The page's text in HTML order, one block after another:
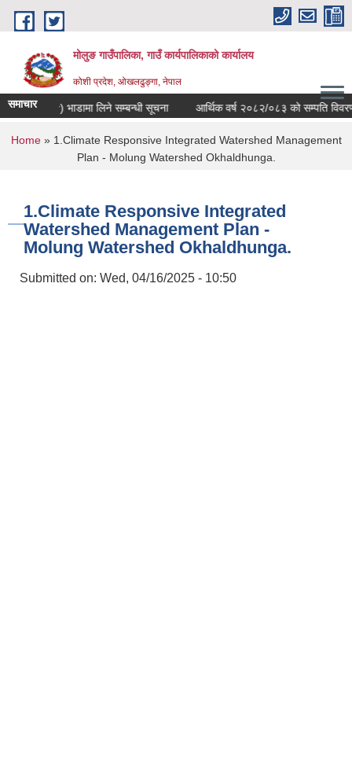
Skip to main content
मोलुङ गाउँपालिका, गाउँ कार्यपालिकाको कार्यालय
कोशी प्रदेश, ओखलढुङ्गा, नेपाल
समाचारभाडामा लिने सम्बन्धी सूचना आर्थिक वर्ष २०८२/०८३ को सम्पति विवरण पेश
You are here
Home» 1.Climate Responsive Integrated Watershed Management
Plan - Molung Watershed Okhaldhunga.
1.Climate Responsive Integrated
Watershed Management Plan -
Molung Watershed Okhaldhunga.
Submitted on: Wed, 04/16/2025 - 10:50